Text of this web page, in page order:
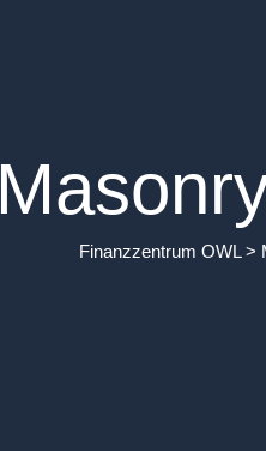
Finanzzentrum OWL>